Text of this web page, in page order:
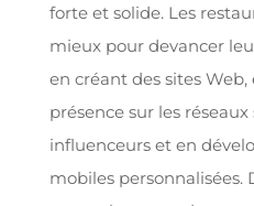
forte et solide. Les
mieux pour devancer
en créant des sites
présence sur les
influenceurs et en
mobiles personnalisées.